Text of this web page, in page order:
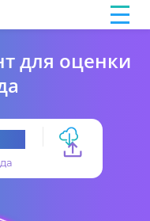
для оценки